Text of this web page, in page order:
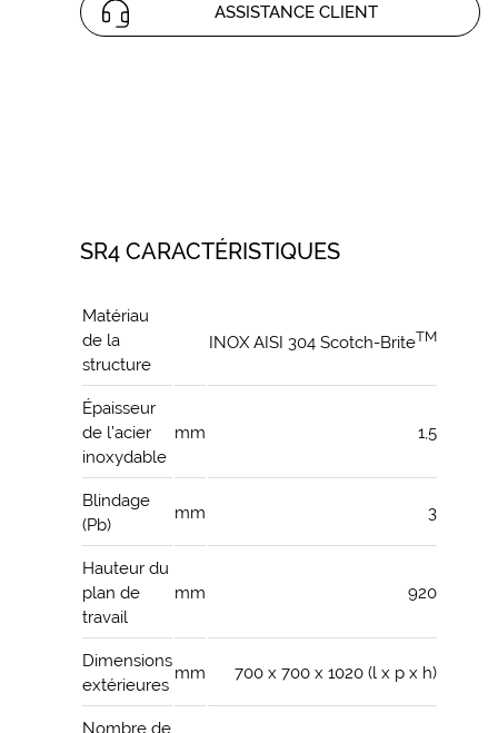
ASSISTANCE CLIENT
SR4 CARACTÉRISTIQUES
Matériau
de la
structure
INOX AISI 304 Scotch-BriteTM
Épaisseur
de l’acier
inoxydable
mm 1,5
Blindage
(Pb)
mm 3
Hauteur du
plan de
travail
mm 920
Dimensions
extérieures
mm 700 x 700 x 1020 (l x p x h)
Nombre de